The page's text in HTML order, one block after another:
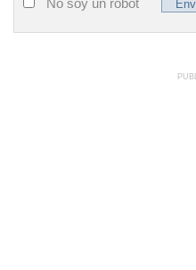
No soy un robot